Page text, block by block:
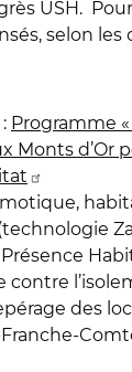
USH.
selon les
Programme
Monts d’Or
Présence
contre
des